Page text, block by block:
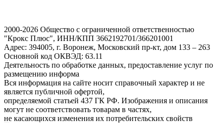
2000-2026 Общество с ограниченной ответственностью
"Крокс Плюс", ИНН/КПП 3662192701/366201001
Адрес: 394005, г. Воронеж, Московский пр-кт, дом 133 – 263
Основной код ОКВЭД: 63.11
Деятельность по обработке данных, предоставление услуг по
размещению информа
Вся информация на сайте носит справочный характер и не
является публичной офертой,
определяемой статьей 437 ГК РФ. Изображения и описания
могут не соответствовать товарам в частях,
не касающихся изменения их потребительских свойств